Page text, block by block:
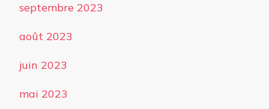
septembre 2023
août 2023
juin 2023
mai 2023